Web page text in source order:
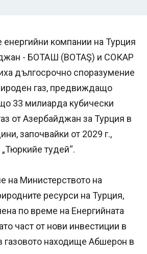
енергийни компании на Турция
- БОТАШ (BOTAŞ) и СОКАР
дългосрочно споразумение
газ, предвиждащо
33 милиарда кубически
от Азербайджан за Турция в
започвайки от 2029 г.,
тудей“.
на Министерството на
ресурси на Турция,
по време на Енергийната
част от нови инвестиции в
газовото находище Абшерон в